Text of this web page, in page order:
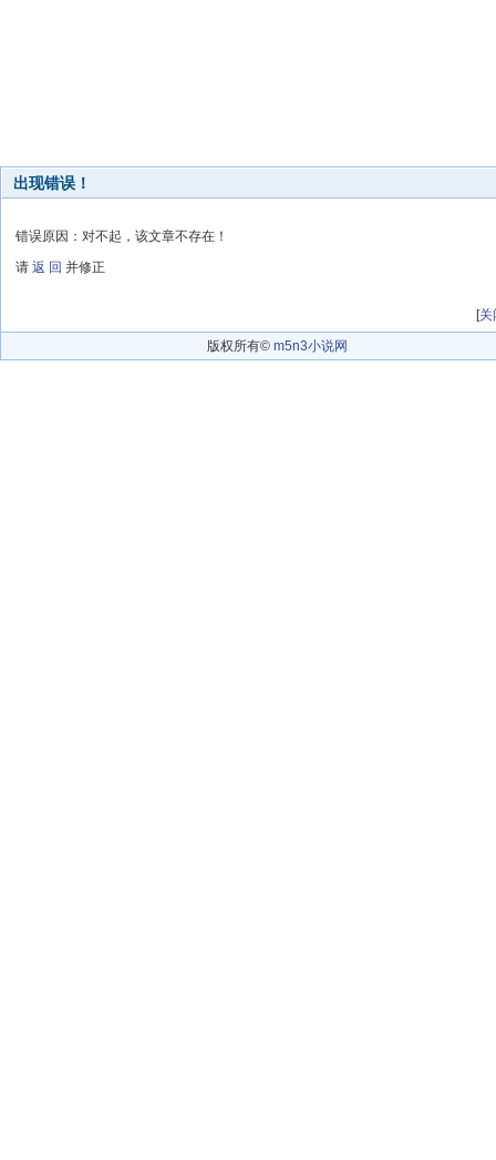
出现错误！
错误原因：对不起，该文章不存在！
请 返 回 并修正
[关
版权所有© m5n3小说网